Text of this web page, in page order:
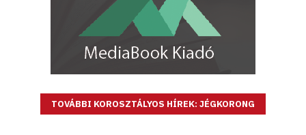
TOVÁBBI KOROSZTÁLYOS HÍREK: JÉGKORONG